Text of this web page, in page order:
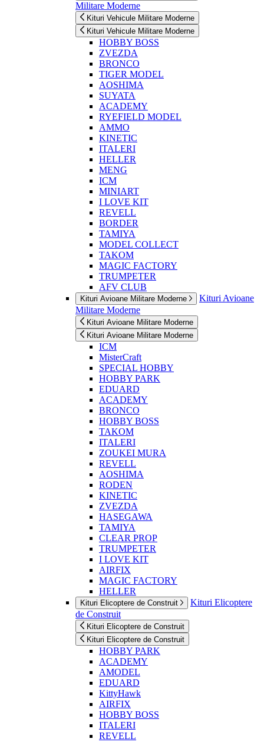
Militare Moderne
Kituri Vehicule Militare Moderne
Kituri Vehicule Militare Moderne
HOBBY BOSS
ZVEZDA
BRONCO
TIGER MODEL
AOSHIMA
SUYATA
ACADEMY
RYEFIELD MODEL
AMMO
KINETIC
ITALERI
HELLER
MENG
ICM
MINIART
I LOVE KIT
REVELL
BORDER
TAMIYA
MODEL COLLECT
TAKOM
MAGIC FACTORY
TRUMPETER
AFV CLUB
Kituri Avioane Militare Moderne
Kituri Avioane
Militare Moderne
Kituri Avioane Militare Moderne
Kituri Avioane Militare Moderne
ICM
MisterCraft
SPECIAL HOBBY
HOBBY PARK
EDUARD
ACADEMY
BRONCO
HOBBY BOSS
TAKOM
ITALERI
ZOUKEI MURA
REVELL
AOSHIMA
RODEN
KINETIC
ZVEZDA
HASEGAWA
TAMIYA
CLEAR PROP
TRUMPETER
I LOVE KIT
AIRFIX
MAGIC FACTORY
HELLER
Kituri Elicoptere de Construit
Kituri Elicoptere
de Construit
Kituri Elicoptere de Construit
Kituri Elicoptere de Construit
HOBBY PARK
ACADEMY
AMODEL
EDUARD
KittyHawk
AIRFIX
HOBBY BOSS
ITALERI
REVELL